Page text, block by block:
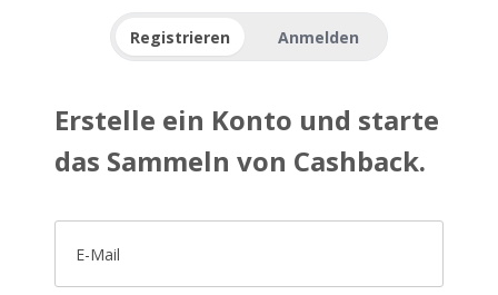
Registrieren Anmelden
Erstelle ein Konto und starte
das Sammeln von Cashback.
E-Mail